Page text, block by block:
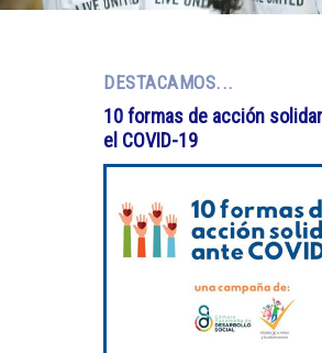
DESTACAMOS...
10 formas de acción
el COVID-19